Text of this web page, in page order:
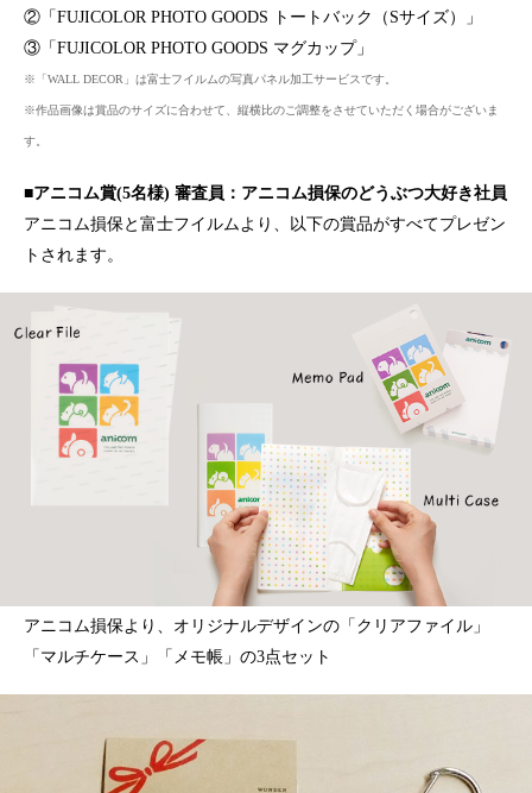
②「FUJICOLOR PHOTO GOODS トートバック（Sサイズ）」
③「FUJICOLOR PHOTO GOODS マグカップ」
※「WALL DECOR」は富士フイルムの写真パネル加工サービスです。
※作品画像は賞品のサイズに合わせて、縦横比のご調整をさせていただく場合がございま
す。
■アニコム賞(5名様) 審査員：アニコム損保のどうぶつ大好き社員
アニコム損保と富士フイルムより、以下の賞品がすべてプレゼン
トされます。
アニコム損保より、オリジナルデザインの「クリアファイル」
「マルチケース」「メモ帳」の3点セット